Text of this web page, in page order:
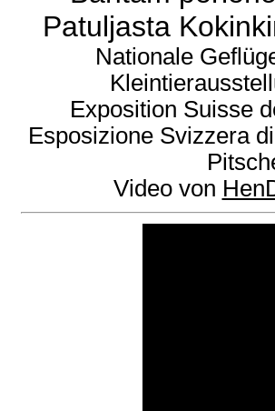
Patuljasta
Nationale
Exposition Suisse
Esposizione Svizzera
Video von